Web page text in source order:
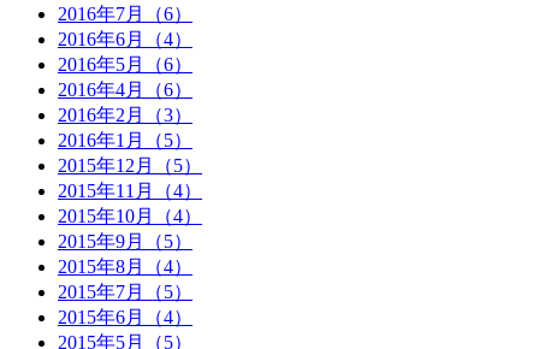
2016年7月（6）
2016年6月（4）
2016年5月（6）
2016年4月（6）
2016年2月（3）
2016年1月（5）
2015年12月（5）
2015年11月（4）
2015年10月（4）
2015年9月（5）
2015年8月（4）
2015年7月（5）
2015年6月（4）
2015年5月（5）